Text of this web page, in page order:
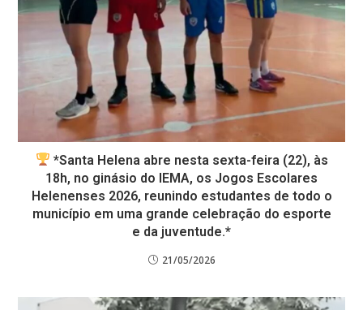
*Santa Helena abre nesta sexta-feira (22), às
18h, no ginásio do IEMA, os Jogos Escolares
Helenenses 2026, reunindo estudantes de todo o
município em uma grande celebração do esporte
e da juventude.*
21/05/2026